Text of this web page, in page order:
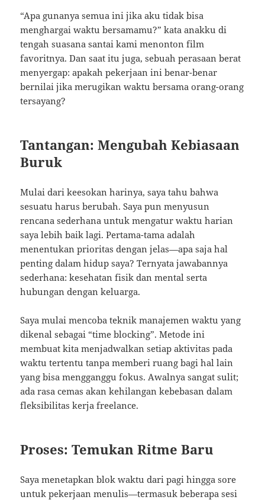
“Apa gunanya semua ini jika aku tidak bisa
menghargai waktu bersamamu?” kata anakku di
tengah suasana santai kami menonton film
favoritnya. Dan saat itu juga, sebuah perasaan berat
menyergap: apakah pekerjaan ini benar-benar
bernilai jika merugikan waktu bersama orang-orang
tersayang?
Tantangan: Mengubah Kebiasaan
Buruk
Mulai dari keesokan harinya, saya tahu bahwa
sesuatu harus berubah. Saya pun menyusun
rencana sederhana untuk mengatur waktu harian
saya lebih baik lagi. Pertama-tama adalah
menentukan prioritas dengan jelas—apa saja hal
penting dalam hidup saya? Ternyata jawabannya
sederhana: kesehatan fisik dan mental serta
hubungan dengan keluarga.
Saya mulai mencoba teknik manajemen waktu yang
dikenal sebagai “time blocking”. Metode ini
membuat kita menjadwalkan setiap aktivitas pada
waktu tertentu tanpa memberi ruang bagi hal lain
yang bisa mengganggu fokus. Awalnya sangat sulit;
ada rasa cemas akan kehilangan kebebasan dalam
fleksibilitas kerja freelance.
Proses: Temukan Ritme Baru
Saya menetapkan blok waktu dari pagi hingga sore
untuk pekerjaan menulis—termasuk beberapa sesi